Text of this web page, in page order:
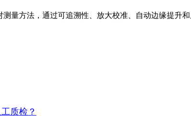
量方法，通过可追溯性、放大校准、自动边缘提升
质检？